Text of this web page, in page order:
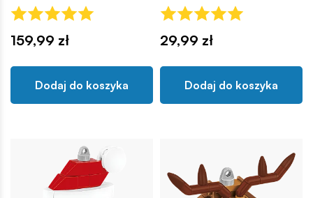
159,99 zł
Dodaj do koszyka
29,99 zł
Dodaj do koszyka